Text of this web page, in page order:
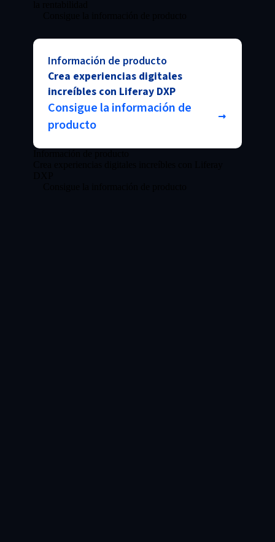
Información de producto
Crea experiencias digitales
increíbles con Liferay DXP
Consigue la información de
producto